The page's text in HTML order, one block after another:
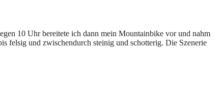
10 Uhr bereitete ich dann mein Mountainbike vor und nahm
felsig und zwischendurch steinig und schotterig. Die Szenerie